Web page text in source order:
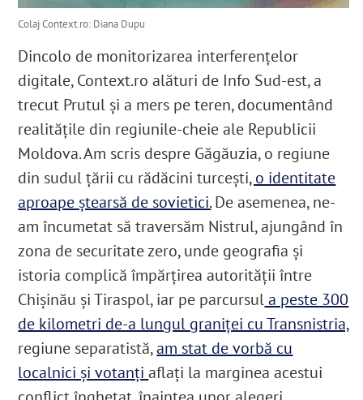
Colaj Context.ro: Diana Dupu
Dincolo de monitorizarea interferențelor
digitale, Context.ro alături de Info Sud-est, a
trecut Prutul și a mers pe teren, documentând
realitățile din regiunile-cheie ale Republicii
Moldova. Am scris despre Găgăuzia, o regiune
din sudul țării cu rădăcini turcești, o identitate
aproape ștearsă de sovietici.De asemenea, ne-
am încumetat să traversăm Nistrul, ajungând în
zona de securitate zero, unde geografia și
istoria complică împărțirea autorității între
Chișinău și Tiraspol, iar pe parcursula peste 300
de kilometri de-a lungul graniței cu Transnistria,
regiune separatistă,am stat de vorbă cu
localnici și votanțiaflați la marginea acestui